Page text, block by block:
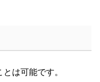
は可能です。